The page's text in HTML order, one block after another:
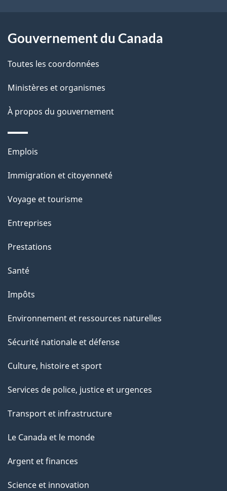
e
p
a
Gouvernement du Canada
Toutes les coordonnées
Ministères et organismes
À propos du gouvernement
Thèmes
sujets
Emplois
Immigration et citoyenneté
Voyage et tourisme
Entreprises
Prestations
Santé
Impôts
Environnement et ressources naturelles
Sécurité nationale et défense
Culture, histoire et sport
Services de police, justice et urgences
Transport et infrastructure
Le Canada et le monde
Argent et finances
Science et innovation